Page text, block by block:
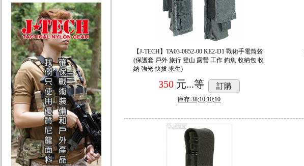
【J-TECH】TA03-0852-00 KE2-D1 戰術手電筒袋
(保護套 戶外 旅行 登山 露營 工作 釣魚 收納包 收
納 強光 快拔 求生)
350 元...等 訂購
庫存 38;10;10;10